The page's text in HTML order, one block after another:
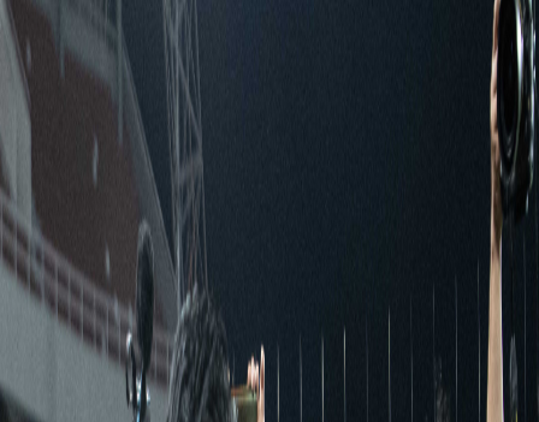
Berita
Islam Digest
Hikmah
Konsultasi Syariah
Resonansi
Sejarah